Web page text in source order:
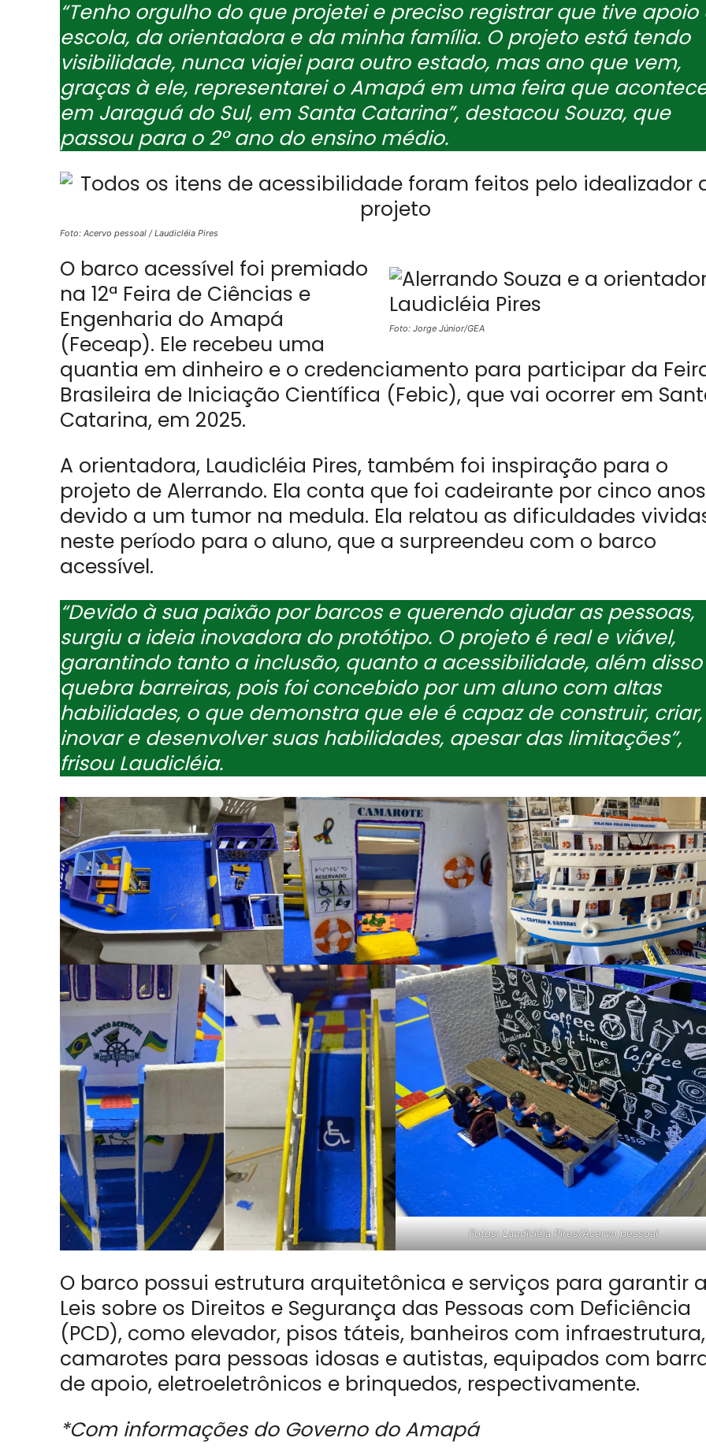
“Tenho orgulho do que projetei e preciso registrar que tive apoio
escola, da orientadora e da minha família. O projeto está tendo
visibilidade, nunca viajei para outro estado, mas ano que vem,
graças à ele, representarei o Amapá em uma feira que
em Jaraguá do Sul, em Santa Catarina”, destacou Souza, que
passou para o 2º ano do ensino médio.
Foto: Acervo pessoal / Laudicléia Pires
Foto: Jorge Júnior/GEA
O barco acessível foi premiado
na 12ª Feira de Ciências e
Engenharia do Amapá
(Feceap). Ele recebeu uma
quantia em dinheiro e o credenciamento para participar da
Brasileira de Iniciação Científica (Febic), que vai ocorrer em
Catarina, em 2025.
A orientadora, Laudicléia Pires, também foi inspiração para o
projeto de Alerrando. Ela conta que foi cadeirante por cinco anos
devido a um tumor na medula. Ela relatou as dificuldades
neste período para o aluno, que a surpreendeu com o barco
acessível.
“Devido à sua paixão por barcos e querendo ajudar as pessoas,
surgiu a ideia inovadora do protótipo. O projeto é real e viável,
garantindo tanto a inclusão, quanto a acessibilidade, além disso
quebra barreiras, pois foi concebido por um aluno com altas
habilidades, o que demonstra que ele é capaz de construir, criar,
inovar e desenvolver suas habilidades, apesar das limitações”,
frisou Laudicléia.
Fotos: Laudicléia Pires/Acervo pessoal
O barco possui estrutura arquitetônica e serviços para garantir
Leis sobre os Direitos e Segurança das Pessoas com Deficiência
(PCD), como elevador, pisos táteis, banheiros com infraestrutura,
camarotes para pessoas idosas e autistas, equipados com
de apoio, eletroeletrônicos e brinquedos, respectivamente.
*Com informações do Governo do Amapá